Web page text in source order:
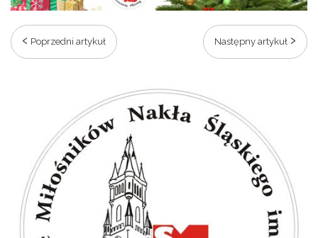
Poprzedni artykuł Następny artykuł